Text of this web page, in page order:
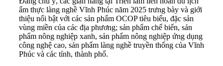
ẩm thực làng nghề Vĩnh Phúc năm 2025 trưng bày và giới
thiệu nổi bật với các sản phẩm OCOP tiêu biểu, đặc sản
vùng miền của các địa phương; sản phẩm chế biến, sản
phẩm nông nghiệp xanh, sản phẩm nông nghiệp ứng dụng
công nghệ cao, sản phẩm làng nghề truyền thống của Vĩnh
Phúc và các tỉnh, thành phố.